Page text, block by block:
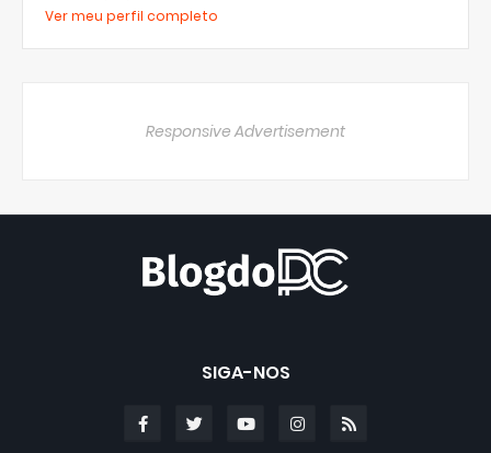
Ver meu perfil completo
Responsive Advertisement
SIGA-NOS